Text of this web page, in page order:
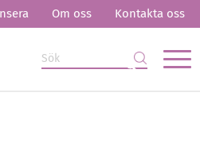
Om oss Kontakta oss